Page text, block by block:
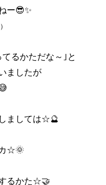
ー😎✨
るかただな～｣と
ましたが
ましては☆🔮
☆🌞
るかた☆🤝